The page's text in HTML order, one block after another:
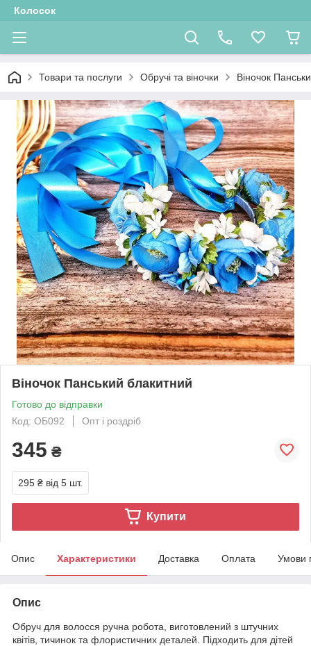
Колосок
Товари та послуги Обручі та віночки Віночок
Віночок Панський блакитний
Готово до відправки
Код: ОБ092
Опт і роздріб
345 ₴
295 ₴ від 5 шт.
Купити
Опис Характеристики Доставка Оплата Умови
Опис
Обруч для волосся ручна робота, виготовлений з штучних
квітів, тичинок та флористичних деталей. Підходить для дітей